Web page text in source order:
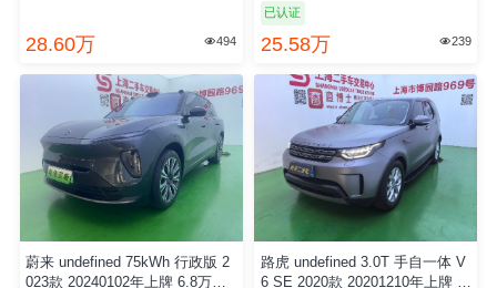
28.60万
蔚来 undefined 75kWh 2023款 2
0230607年上牌 7.0万公里
蔚来 undefined 75kWh 行政版 2
023款 20240102年上牌 6.8万公
里